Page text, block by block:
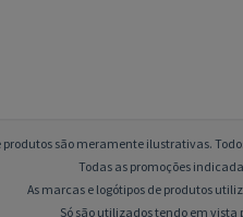
produtos são meramente ilustrativas.
Todas as promoções
As marcas e logótipos de produtos
Só são utilizados tendo em